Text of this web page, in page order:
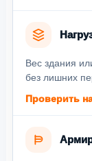
Вес здания
без лишних
Проверить